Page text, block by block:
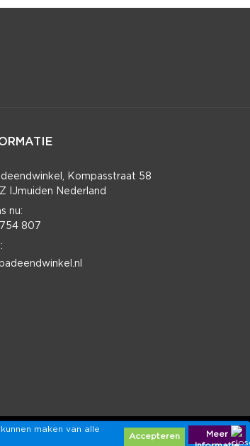
maken van alle
Accepteren
Meer
Kompasstraat 58
IJmuiden Nederland
nu:
807